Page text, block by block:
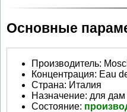
Основные
Производитель:
Концентрация: Eau
Страна: Италия
Назначение: для дам
Состояние: